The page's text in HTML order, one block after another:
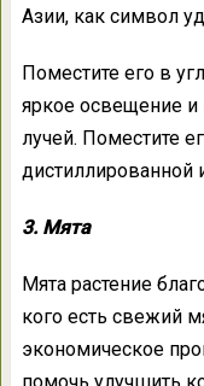
Азии, как символ
Поместите его в
яркое освещение
лучей. Поместите
3. Мята
Мята растение
кого есть свежий
экономическое
помочь улучшить